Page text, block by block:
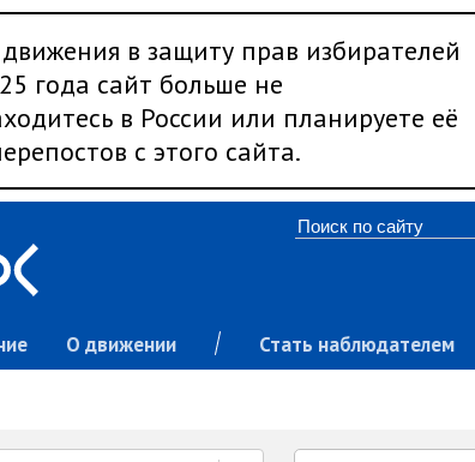
в защиту прав избирателей
года сайт больше не
в России или планируете её
с этого сайта.
О движении Стать наблюдателем